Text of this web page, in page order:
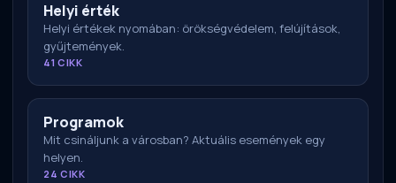
Helyi érték
Helyi értékek nyomában: örökségvédelem, felújítások,
gyűjtemények.
41 CIKK
Programok
Mit csináljunk a városban? Aktuális események egy
helyen.
24 CIKK